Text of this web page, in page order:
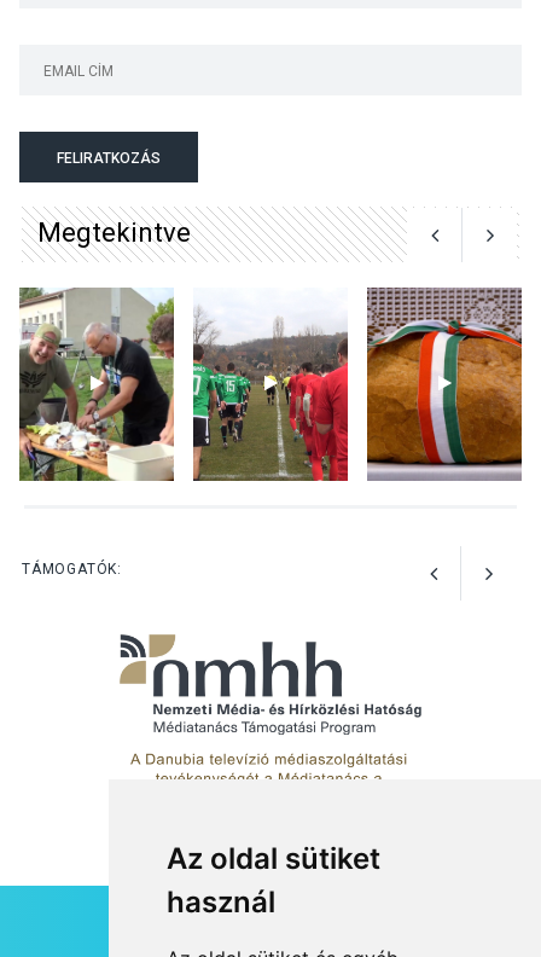
Az oldal sütiket
használ
fokozott védelmére a nyári
Reneszánsz dallamok
csendülnek fel a visegrádi
Királyi Palota
díszudvarában
KULTÚRA 2026 AUG 07
FELIRATKOZÁS
Megtekintve
TÁMOGATÓK: